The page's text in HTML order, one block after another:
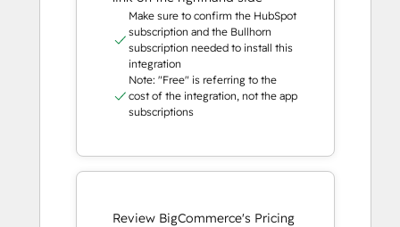
Make sure to confirm the HubSpot
subscription and the Bullhorn
subscription needed to install this
integration
Note: "Free" is referring to the
cost of the integration, not the app
subscriptions
Review BigCommerce's Pricing